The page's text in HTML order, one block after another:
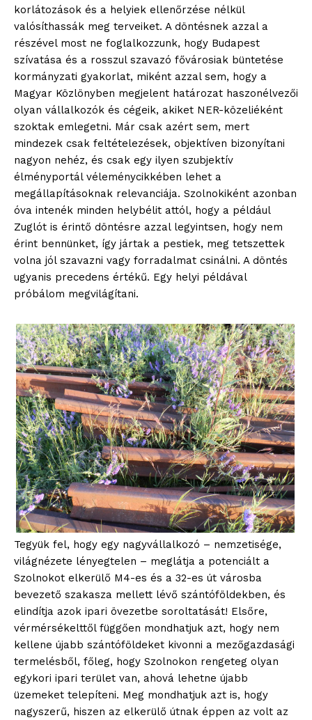
korlátozások és a helyiek ellenőrzése nélkül
valósíthassák meg terveiket. A döntésnek azzal a
részével most ne foglalkozzunk, hogy Budapest
szívatása és a rosszul szavazó fővárosiak büntetése
kormányzati gyakorlat, miként azzal sem, hogy a
Magyar Közlönyben megjelent határozat haszonélvezői
olyan vállalkozók és cégeik, akiket NER-közeliéként
szoktak emlegetni. Már csak azért sem, mert
mindezek csak feltételezések, objektíven bizonyítani
nagyon nehéz, és csak egy ilyen szubjektív
élményportál véleménycikkében lehet a
megállapításoknak relevanciája. Szolnokiként azonban
óva intenék minden helybélit attól, hogy a például
Zuglót is érintő döntésre azzal legyintsen, hogy nem
érint bennünket, így jártak a pestiek, meg tetszettek
volna jól szavazni vagy forradalmat csinálni. A döntés
ugyanis precedens értékű. Egy helyi példával
próbálom megvilágítani.
Tegyük fel, hogy egy nagyvállalkozó – nemzetisége,
világnézete lényegtelen – meglátja a potenciált a
Szolnokot elkerülő M4-es és a 32-es út városba
bevezető szakasza mellett lévő szántóföldekben, és
elindítja azok ipari övezetbe soroltatását! Elsőre,
vérmérsékelttől függően mondhatjuk azt, hogy nem
kellene újabb szántóföldeket kivonni a mezőgazdasági
termelésből, főleg, hogy Szolnokon rengeteg olyan
egykori ipari terület van, ahová lehetne újabb
üzemeket telepíteni. Meg mondhatjuk azt is, hogy
nagyszerű, hiszen az elkerülő útnak éppen az volt az